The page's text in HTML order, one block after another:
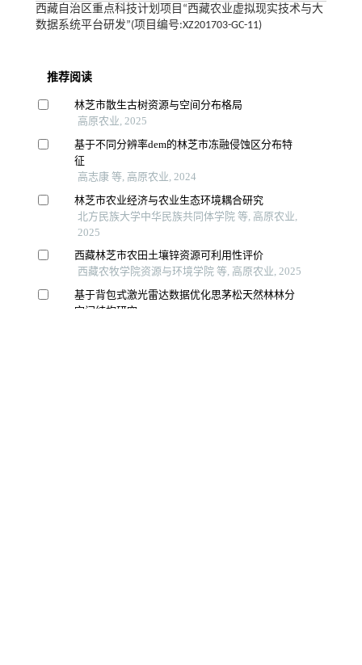
西藏自治区重点科技计划项目“西藏农业虚拟现实技术与大
数据系统平台研发”(项目编号:XZ201703-GC-11)